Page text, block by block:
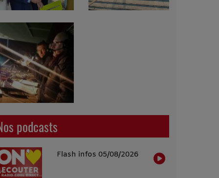
podcasts
Flash infos 05/08/2026